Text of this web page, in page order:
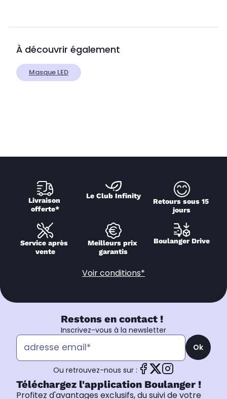
À découvrir également
Masque LED
Livraison
offerte*
Le Club Infinity
Retours sous 15
jours
Service après
vente
Meilleurs prix
garantis
Boulanger Drive
Voir conditions*
Restons en contact !
Inscrivez-vous à la newsletter
Ok
Ou retrouvez-nous sur :
Téléchargez l'application Boulanger !
Profitez d'avantages exclusifs, du suivi de votre